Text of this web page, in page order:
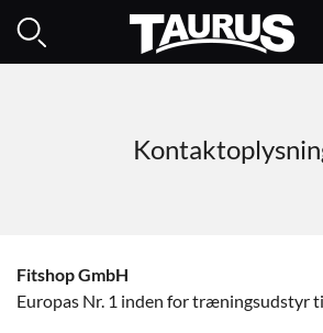
Fitshop GmbH
Europas Nr. 1 inden for træningsudstyr